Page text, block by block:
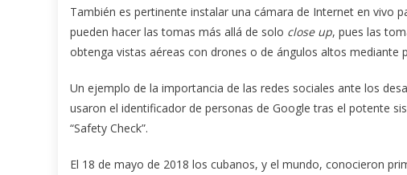
También es pertinente instalar una cámara de Internet en vivo
pueden hacer las tomas más allá de solo close up, pues las
obtenga vistas aéreas con drones o de ángulos altos mediante
Un ejemplo de la importancia de las redes sociales ante los
usaron el identificador de personas de Google tras el potente
“Safety Check”.
El 18 de mayo de 2018 los cubanos, y el mundo, conocieron